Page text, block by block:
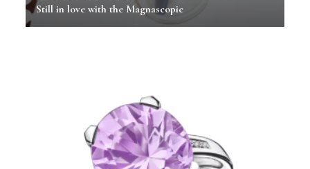
Still in love with the Magnascopic